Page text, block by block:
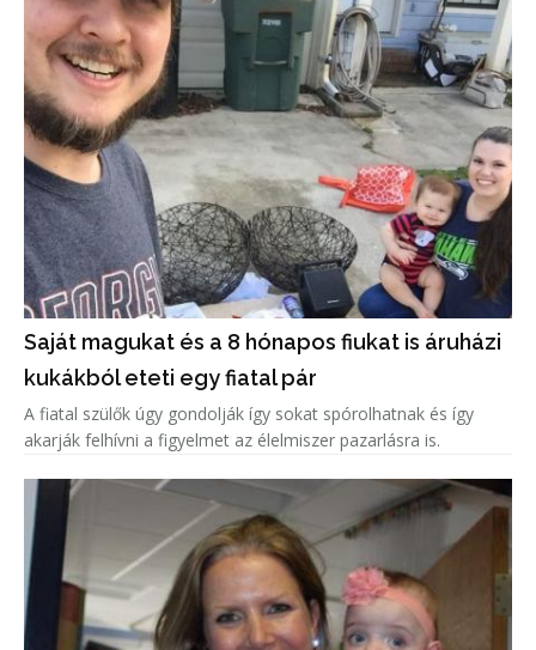
Saját magukat és a 8 hónapos fiukat is áruházi
kukákból eteti egy fiatal pár
A fiatal szülők úgy gondolják így sokat spórolhatnak és így
akarják felhívni a figyelmet az élelmiszer pazarlásra is.